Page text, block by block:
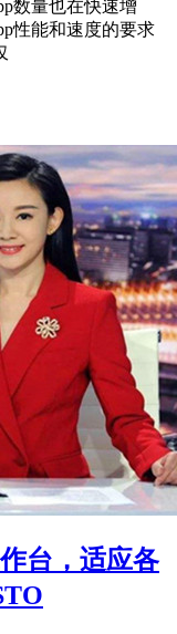
数量也在快速增
性能和速度的要求
台，适应各